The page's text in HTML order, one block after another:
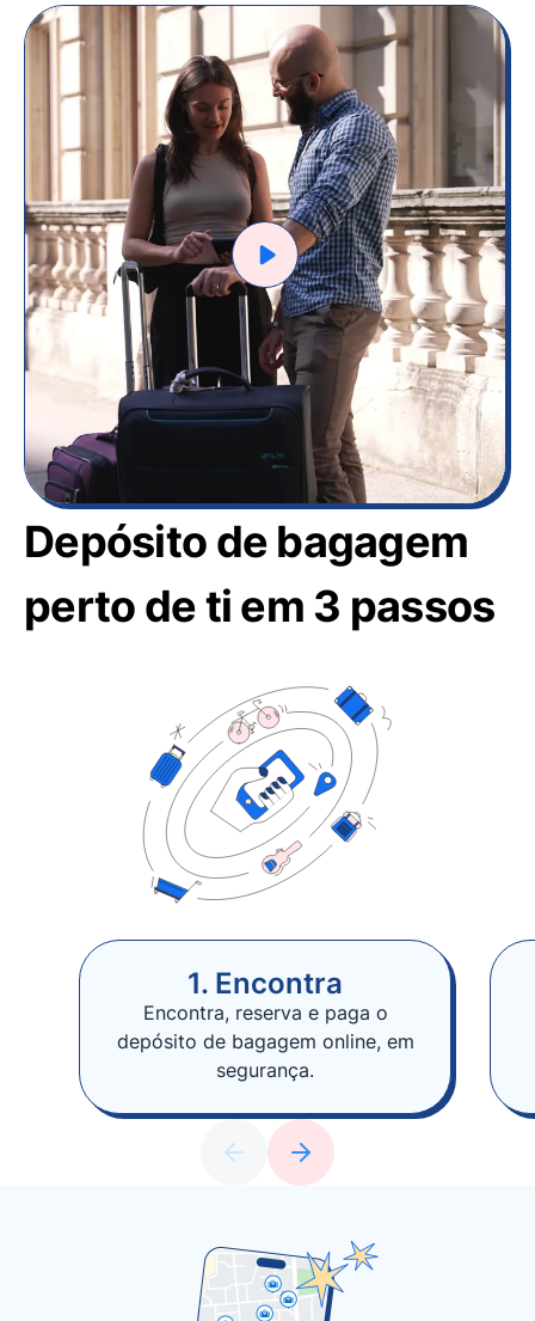
Depósito de bagagem
perto de ti em 3 passos
1. Encontra
Encontra, reserva e paga o
depósito de bagagem online, em
segurança.